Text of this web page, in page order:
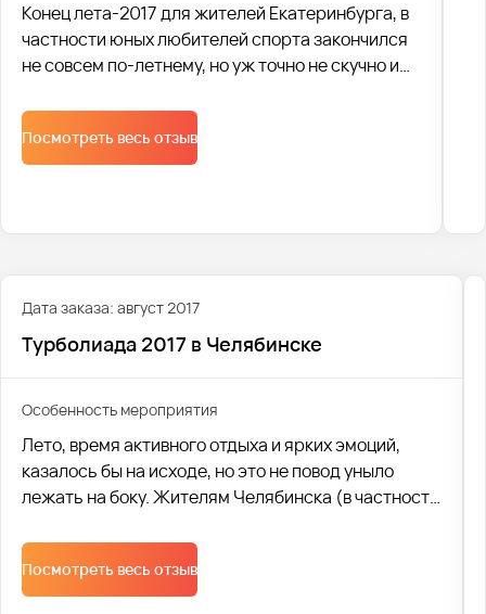
Конец лета-2017 для жителей Екатеринбурга, в
частности юных любителей спорта закончился
не совсем по-летнему, но уж точно не скучно и
Посмотреть весь отзыв
Дата заказа: август 2017
Турболиада 2017 в Челябинске
Особенность мероприятия
Лето, время активного отдыха и ярких эмоций,
казалось бы на исходе, но это не повод уныло
лежать на боку. Жителям Челябинска (в частности
последний месяц лета точно не пришлось скучать.
Ведь 5 августа город наконец посетил
долгожданный (хоть и организованный в городе
Посмотреть весь отзыв